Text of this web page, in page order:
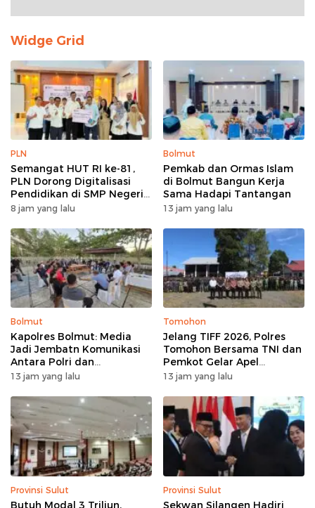
Widge Grid
PLN
Semangat HUT RI ke-81,
PLN Dorong Digitalisasi
Pendidikan di SMP Negeri
1 Palu Lewat Program TJSL
8 jam yang lalu
Bolmut
Pemkab dan Ormas Islam
di Bolmut Bangun Kerja
Sama Hadapi Tantangan
13 jam yang lalu
Bolmut
Kapolres Bolmut: Media
Jadi Jembatn Komunikasi
Antara Polri dan
Masyarakat
13 jam yang lalu
Tomohon
Jelang TIFF 2026, Polres
Tomohon Bersama TNI dan
Pemkot Gelar Apel
Kesiapan Pengamanan
13 jam yang lalu
Provinsi Sulut
Butuh Modal 3 Triliun,
Provinsi Sulut
Sekwan Silangen Hadiri